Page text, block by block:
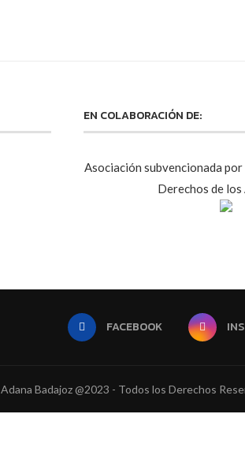
EN COLABORACIÓN DE:
Asociación subvencionada
Derechos de los
FACEBOOK
Adana Badajoz @2023 - Todos los Derechos